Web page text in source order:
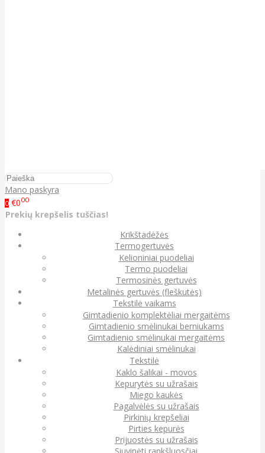
Mano paskyra
0 €000
Prekių krepšelis tuščias!
Krikštadėžės
Termogertuvės
Kelioniniai puodeliai
Termo puodeliai
Termosinės gertuvės
Metalinės gertuvės (fleškutės)
Tekstilė vaikams
Gimtadienio komplektėliai mergaitėms
Gimtadienio smėlinukai berniukams
Gimtadienio smėlinukai mergaitėms
Kalėdiniai smėlinukai
Tekstilė
Kaklo šalikai - movos
Kepurytės su užrašais
Miego kaukės
Pagalvėlės su užrašais
Pirkinių krepšeliai
Pirties kepurės
Prijuostės su užrašais
Siuvinėti rankšluosčiai